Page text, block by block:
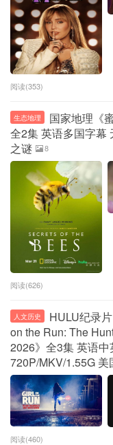
阅读(353)
生态地理
国家地理《
全2集 英语多国字幕
之谜
8
阅读(626)
人文历史
HULU纪录
on the Run: The
2026》全3集 英语
720P/MKV/1.55G 美
阅读(460)